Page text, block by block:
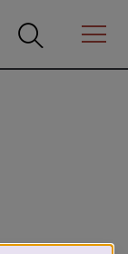
Öppna
Öppna
Menyn